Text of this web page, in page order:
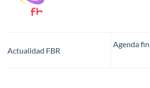
Actualidad FBR
Agenda